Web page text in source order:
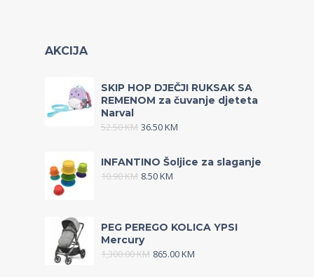
AKCIJA
SKIP HOP DJEČJI RUKSAK SA
REMENOM za čuvanje djeteta
Narval
52.50KM 36.50KM
INFANTINO Šoljice za slaganje
10.90KM 8.50KM
PEG PEREGO KOLICA YPSI
Mercury
1,300.00KM 865.00KM